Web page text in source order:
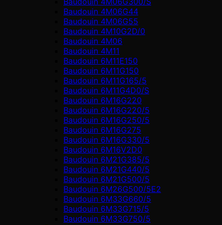
Baudouin 4M06G44
Baudouin 4M06G55
Baudouin 4M10G2D/0
Baudouin 4М06
Baudouin 4М11
Baudouin 6M11E150
Baudouin 6M11G150
Baudouin 6M11G165/5
Baudouin 6M11G4D0/S
Baudouin 6M16G220
Baudouin 6M16G220/5
Baudouin 6M16G250/5
Baudouin 6M16G275
Baudouin 6M16G330/5
Baudouin 6M16V2D0
Baudouin 6M21G385/5
Baudouin 6M21G440/5
Baudouin 6M21G500/5
Baudouin 6M26G500/5E2
Baudouin 6M33G660/5
Baudouin 6M33G715/5
Baudouin 6M33G750/5